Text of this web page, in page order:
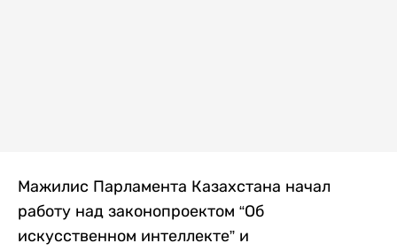
Мажилис Парламента Казахстана начал
работу над законопроектом “Об
искусственном интеллекте” и